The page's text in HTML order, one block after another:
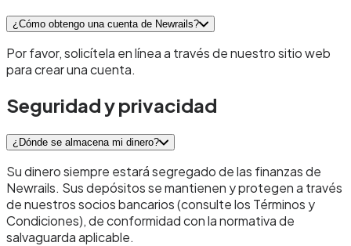
¿Cómo obtengo una cuenta de Newrails?
Por favor, solicítela en línea a través de nuestro sitio web
para crear una cuenta.
Seguridad y privacidad
¿Dónde se almacena mi dinero?
Su dinero siempre estará segregado de las finanzas de
Newrails. Sus depósitos se mantienen y protegen a través
de nuestros socios bancarios (consulte los Términos y
Condiciones), de conformidad con la normativa de
salvaguarda aplicable.